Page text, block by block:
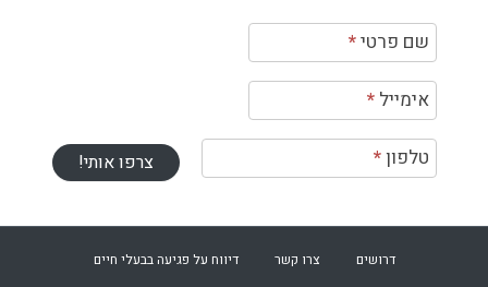
הרשמה
לניוזלטר
cages-
שם פרטי*
אימייל*
טלפון* צרפו אותי!
דרושים צרו קשר
דיווח על פגיעה בבעלי חיים